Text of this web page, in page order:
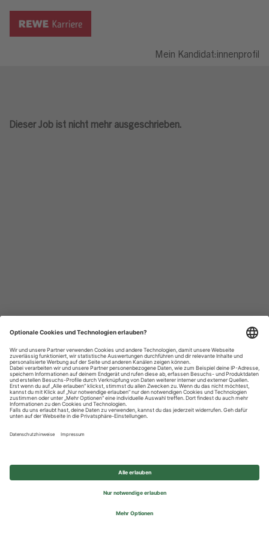
Mein Kandidat:innenprofil
Dieser Job ist nicht mehr ausgeschrieben.
Datenschutzhinweise
Impressum
Privatsphäre-Einstellungen
© 2026 REWE Group - All rights reserved